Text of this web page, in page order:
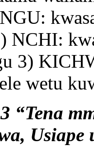
3)
wetu
“Tena